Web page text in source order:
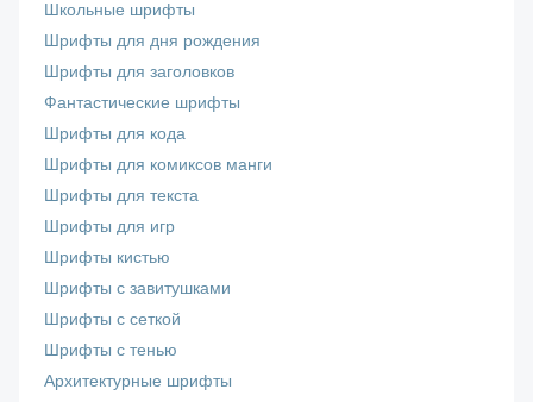
Школьные шрифты
Шрифты для дня рождения
Шрифты для заголовков
Фантастические шрифты
Шрифты для кода
Шрифты для комиксов манги
Шрифты для текста
Шрифты для игр
Шрифты кистью
Шрифты с завитушками
Шрифты с сеткой
Шрифты с тенью
Архитектурные шрифты